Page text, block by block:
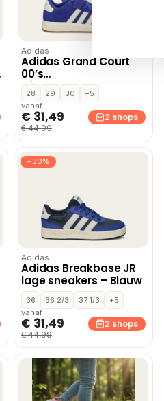
Adidas
Adidas Grand Court
00’s
klittenbandschoenen
– Blauw
28 29 30
+5
vanaf
€ 31,49
€ 44,99
2 shops
−30%
Adidas
Adidas Breakbase JR
lage sneakers – Blauw
36 36 2/3 37 1/3
+5
vanaf
€ 31,49
€ 44,99
2 shops